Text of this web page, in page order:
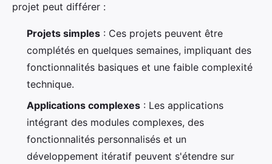
projet peut différer :
Projets simples : Ces projets peuvent être
complétés en quelques semaines, impliquant des
fonctionnalités basiques et une faible complexité
technique.
Applications complexes : Les applications
intégrant des modules complexes, des
fonctionnalités personnalisés et un
développement itératif peuvent s'étendre sur